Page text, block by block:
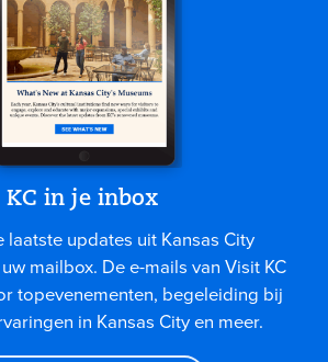
KC in je inbox
laatste updates uit Kansas City
mailbox. De e-mails van Visit KC
topevenementen, begeleiding bij
in Kansas City en meer.